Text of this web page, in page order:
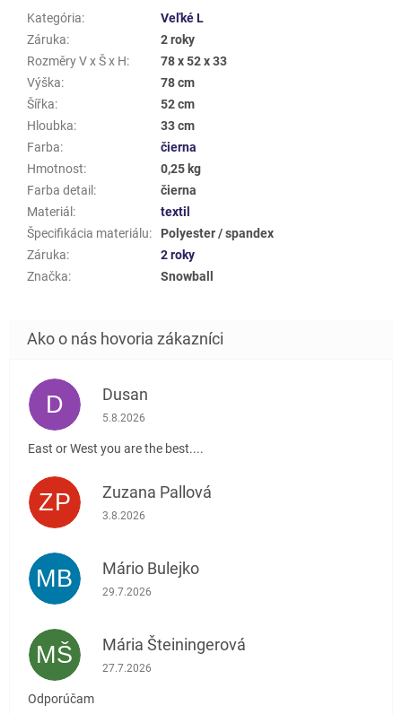
Kategória:
Veľké L
Záruka:
2 roky
Rozměry V x Š x H:
78 x 52 x 33
Výška:
78 cm
Šířka:
52 cm
Hloubka:
33 cm
Farba:
čierna
Hmotnost:
0,25 kg
Farba detail :
čierna
Materiál :
textil
Špecifikácia materiálu:
Polyester / spandex
Záruka:
2 roky
Značka: Snowball
D Dusan
Hodnotenie obchodu je 5 z 5 hviezdičiek.
5.8.2026
East or West you are the best....
ZP Zuzana Pallová
Hodnotenie obchodu je 5 z 5 hviezdičiek.
3.8.2026
MB Mário Bulejko
Hodnotenie obchodu je 5 z 5 hviezdičiek.
29.7.2026
MŠ Mária Šteiningerová
Hodnotenie obchodu je 5 z 5 hviezdičiek.
27.7.2026
Odporúčam